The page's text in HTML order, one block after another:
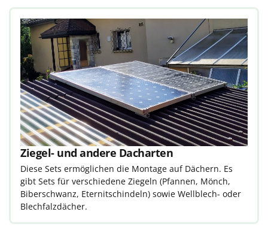
Ziegel- und andere Dacharten
Diese Sets ermöglichen die Montage auf Dächern. Es
gibt Sets für verschiedene Ziegeln (Pfannen, Mönch,
Biberschwanz, Eternitschindeln) sowie Wellblech- oder
Blechfalzdächer.